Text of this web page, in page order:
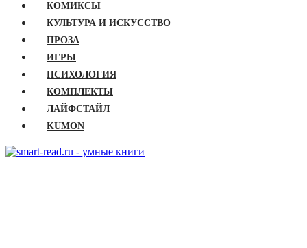
КОМИКСЫ
КУЛЬТУРА И ИСКУССТВО
ПРОЗА
ИГРЫ
ПСИХОЛОГИЯ
КОМПЛЕКТЫ
ЛАЙФСТАЙЛ
KUMON